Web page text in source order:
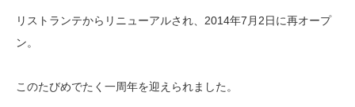
リストランテからリニューアルされ、2014年7月2日に再オープ
ン。
このたびめでたく一周年を迎えられました。